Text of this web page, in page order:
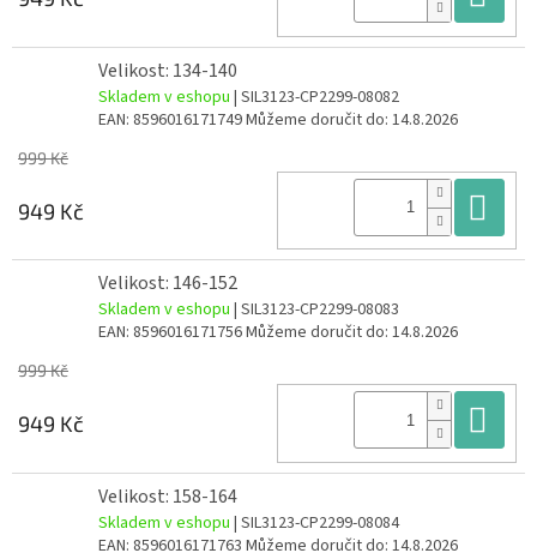
Velikost: 134-140
Skladem v eshopu | SIL3123-CP2299-08082
EAN: 8596016171749Můžeme doručit do: 14.8.2026
999 Kč
949 Kč
Velikost: 146-152
Skladem v eshopu | SIL3123-CP2299-08083
EAN: 8596016171756Můžeme doručit do: 14.8.2026
999 Kč
949 Kč
Velikost: 158-164
Skladem v eshopu | SIL3123-CP2299-08084
EAN: 8596016171763 Můžeme doručit do: 14.8.2026